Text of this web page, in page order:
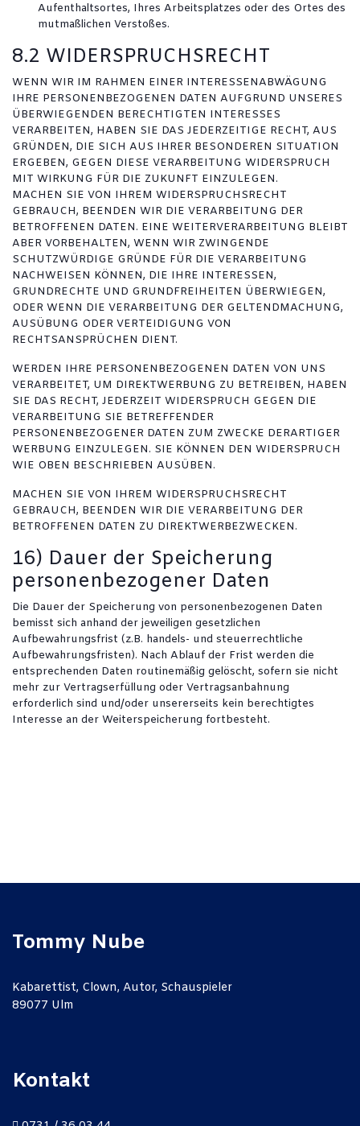
Aufenthaltsortes, Ihres Arbeitsplatzes oder des Ortes des
mutmaßlichen Verstoßes.
8.2 WIDERSPRUCHSRECHT
WENN WIR IM RAHMEN EINER INTERESSENABWÄGUNG
IHRE PERSONENBEZOGENEN DATEN AUFGRUND UNSERES
ÜBERWIEGENDEN BERECHTIGTEN INTERESSES
VERARBEITEN, HABEN SIE DAS JEDERZEITIGE RECHT, AUS
GRÜNDEN, DIE SICH AUS IHRER BESONDEREN SITUATION
ERGEBEN, GEGEN DIESE VERARBEITUNG WIDERSPRUCH
MIT WIRKUNG FÜR DIE ZUKUNFT EINZULEGEN.
MACHEN SIE VON IHREM WIDERSPRUCHSRECHT
GEBRAUCH, BEENDEN WIR DIE VERARBEITUNG DER
BETROFFENEN DATEN. EINE WEITERVERARBEITUNG BLEIBT
ABER VORBEHALTEN, WENN WIR ZWINGENDE
SCHUTZWÜRDIGE GRÜNDE FÜR DIE VERARBEITUNG
NACHWEISEN KÖNNEN, DIE IHRE INTERESSEN,
GRUNDRECHTE UND GRUNDFREIHEITEN ÜBERWIEGEN,
ODER WENN DIE VERARBEITUNG DER GELTENDMACHUNG,
AUSÜBUNG ODER VERTEIDIGUNG VON
RECHTSANSPRÜCHEN DIENT.
WERDEN IHRE PERSONENBEZOGENEN DATEN VON UNS
VERARBEITET, UM DIREKTWERBUNG ZU BETREIBEN, HABEN
SIE DAS RECHT, JEDERZEIT WIDERSPRUCH GEGEN DIE
VERARBEITUNG SIE BETREFFENDER
PERSONENBEZOGENER DATEN ZUM ZWECKE DERARTIGER
WERBUNG EINZULEGEN. SIE KÖNNEN DEN WIDERSPRUCH
WIE OBEN BESCHRIEBEN AUSÜBEN.
MACHEN SIE VON IHREM WIDERSPRUCHSRECHT
GEBRAUCH, BEENDEN WIR DIE VERARBEITUNG DER
BETROFFENEN DATEN ZU DIREKTWERBEZWECKEN.
16) Dauer der Speicherung
personenbezogener Daten
Die Dauer der Speicherung von personenbezogenen Daten
bemisst sich anhand der jeweiligen gesetzlichen
Aufbewahrungsfrist (z.B. handels- und steuerrechtliche
Aufbewahrungsfristen). Nach Ablauf der Frist werden die
entsprechenden Daten routinemäßig gelöscht, sofern sie nicht
mehr zur Vertragserfüllung oder Vertragsanbahnung
erforderlich sind und/oder unsererseits kein berechtigtes
Interesse an der Weiterspeicherung fortbesteht.
Tommy Nube
Kabarettist, Clown, Autor, Schauspieler
89077 Ulm
Kontakt